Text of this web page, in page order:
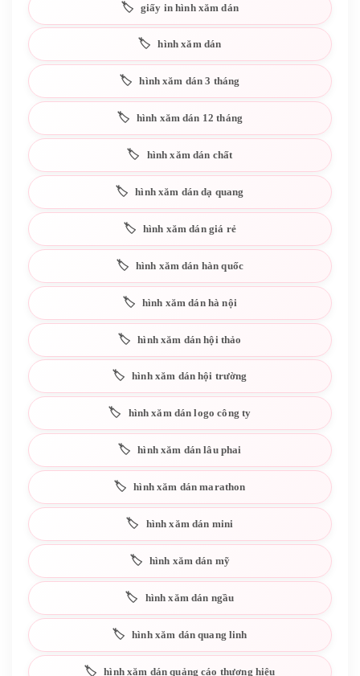
giấy in hình xăm dán
hình xăm dán
hình xăm dán 3 tháng
hình xăm dán 12 tháng
hình xăm dán chất
hình xăm dán dạ quang
hình xăm dán giá rẻ
hình xăm dán hàn quốc
hình xăm dán hà nội
hình xăm dán hội thảo
hình xăm dán hội trường
hình xăm dán logo công ty
hình xăm dán lâu phai
hình xăm dán marathon
hình xăm dán mini
hình xăm dán mỹ
hình xăm dán ngầu
hình xăm dán quang linh
hình xăm dán quảng cáo thương hiệu